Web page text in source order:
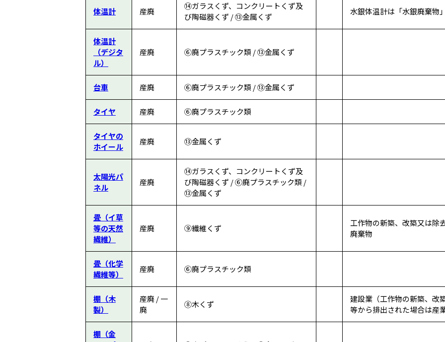
体温計 産廃
⑭ガラスくず、コンクリートくず及
び陶磁器くず / ⑬金属くず
水銀体温計は「水銀廃棄物
体温計
（デジタ
ル）
産廃 ⑥廃プラスチック類 / ⑬金属くず
台車 産廃 ⑥廃プラスチック類 / ⑬金属くず
タイヤ 産廃 ⑥廃プラスチック類
タイヤの
ホイール
産廃 ⑬金属くず
太陽光パ
ネル
産廃
⑭ガラスくず、コンクリートくず及
び陶磁器くず / ⑥廃プラスチック類 /
⑬金属くず
畳（イ草
等の天然
繊維）
産廃 ⑨繊維くず
工作物の新築、改築又は除
廃棄物
畳（化学
繊維等）
産廃 ⑥廃プラスチック類
棚（木
製）
産廃 / 一
廃
⑧木くず
建設業（工作物の新築、改
等から排出された場合は産
棚（金